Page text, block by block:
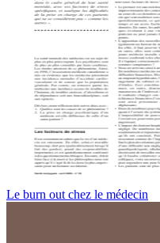
Le burn out chez le médecin